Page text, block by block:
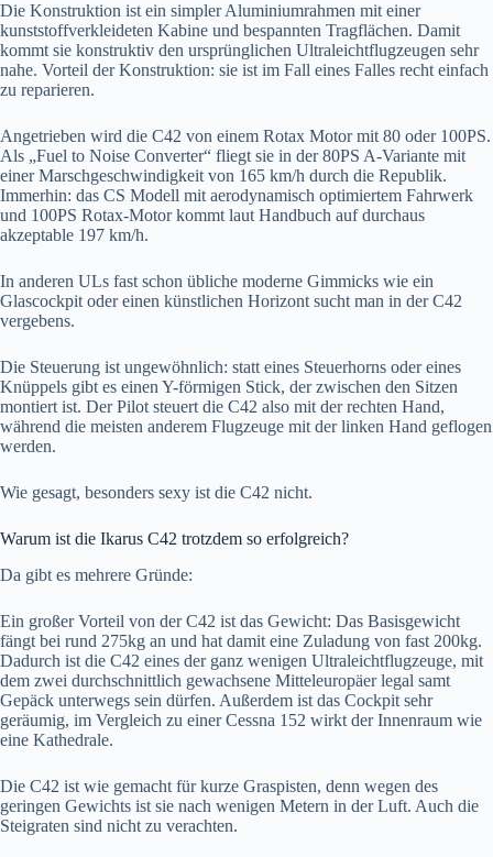
Die Konstruktion ist ein simpler Aluminiumrahmen mit einer
kunststoffverkleideten Kabine und bespannten Tragflächen. Damit
kommt sie konstruktiv den ursprünglichen Ultraleichtflugzeugen sehr
nahe. Vorteil der Konstruktion: sie ist im Fall eines Falles recht einfach
zu reparieren.
Angetrieben wird die C42 von einem Rotax Motor mit 80 oder 100PS.
Als „Fuel to Noise Converter“ fliegt sie in der 80PS A-Variante mit
einer Marschgeschwindigkeit von 165 km/h durch die Republik.
Immerhin: das CS Modell mit aerodynamisch optimiertem Fahrwerk
und 100PS Rotax-Motor kommt laut Handbuch auf durchaus
akzeptable 197 km/h.
In anderen ULs fast schon übliche moderne Gimmicks wie ein
Glascockpit oder einen künstlichen Horizont sucht man in der C42
vergebens.
Die Steuerung ist ungewöhnlich: statt eines Steuerhorns oder eines
Knüppels gibt es einen Y-förmigen Stick, der zwischen den Sitzen
montiert ist. Der Pilot steuert die C42 also mit der rechten Hand,
während die meisten anderem Flugzeuge mit der linken Hand geflogen
werden.
Wie gesagt, besonders sexy ist die C42 nicht.
Warum ist die Ikarus C42 trotzdem so erfolgreich?
Da gibt es mehrere Gründe:
Ein großer Vorteil von der C42 ist das Gewicht: Das Basisgewicht
fängt bei rund 275kg an und hat damit eine Zuladung von fast 200kg.
Dadurch ist die C42 eines der ganz wenigen Ultraleichtflugzeuge, mit
dem zwei durchschnittlich gewachsene Mitteleuropäer legal samt
Gepäck unterwegs sein dürfen. Außerdem ist das Cockpit sehr
geräumig, im Vergleich zu einer Cessna 152 wirkt der Innenraum wie
eine Kathedrale.
Die C42 ist wie gemacht für kurze Graspisten, denn wegen des
geringen Gewichts ist sie nach wenigen Metern in der Luft. Auch die
Steigraten sind nicht zu verachten.